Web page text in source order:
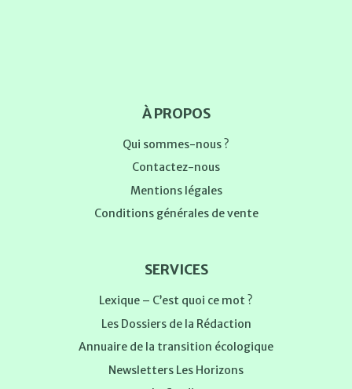
À PROPOS
Qui sommes-nous ?
Contactez-nous
Mentions légales
Conditions générales de vente
SERVICES
Lexique – C’est quoi ce mot ?
Les Dossiers de la Rédaction
Annuaire de la transition écologique
Newsletters Les Horizons